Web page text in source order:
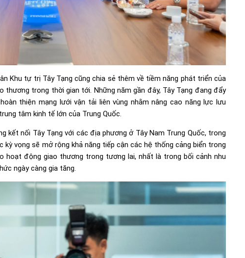
Khu tự trị Tây Tạng cũng chia sẻ thêm về tiềm năng phát triển của
thương trong thời gian tới. Những năm gần đây, Tây Tạng đang đẩy
thiện mạng lưới vận tải liên vùng nhằm nâng cao năng lực lưu
tâm kinh tế lớn của Trung Quốc.
kết nối Tây Tạng với các địa phương ở Tây Nam Trung Quốc, trong
vọng sẽ mở rộng khả năng tiếp cận các hệ thống cảng biển trong
hoạt động giao thương trong tương lai, nhất là trong bối cảnh nhu
ngày càng gia tăng.